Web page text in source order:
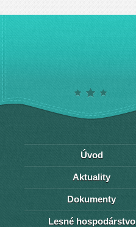
Úvod
Aktuality
Dokumenty
Lesné hospodárstvo